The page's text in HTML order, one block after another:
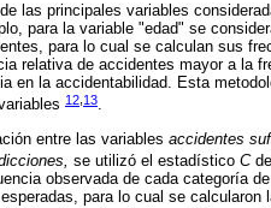
las principales variables
para la variable "edad" se
para lo cual se calculan sus
relativa de accidentes mayor a la
en la accidentabilidad. Esta
12 13.
entre las variables accidentes
se utilizó el estadístico C
observada de cada categoría
para lo cual se